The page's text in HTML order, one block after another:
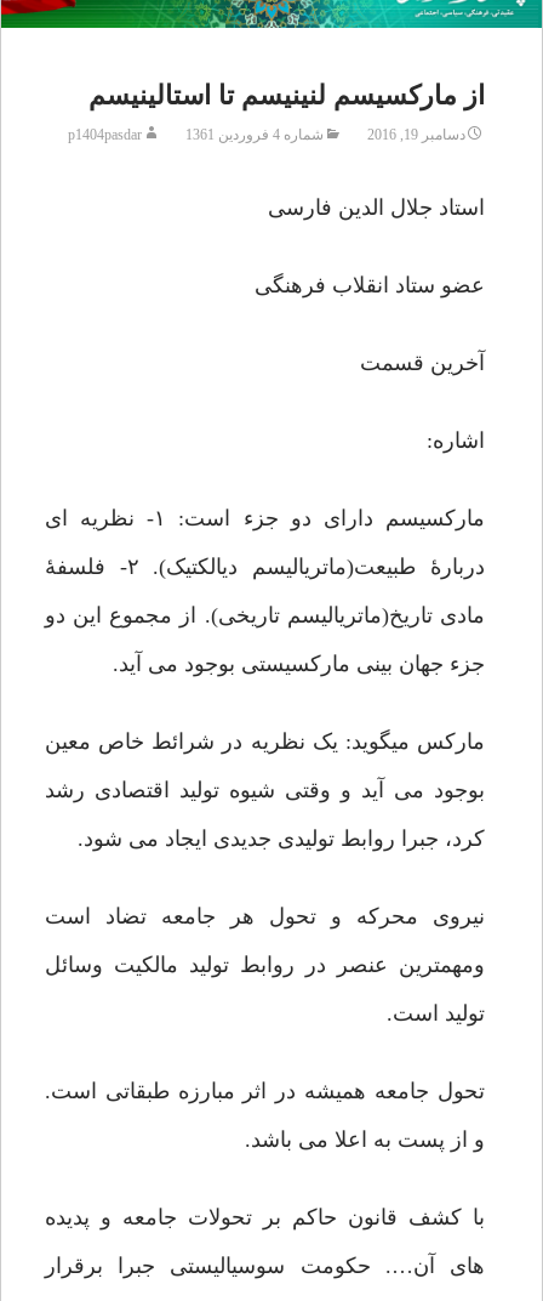
از مارکسیسم لنینیسم تا استالینیسم
دسامبر 19, 2016 شماره 4 فروردین 1361 p1404pasdar
استاد جلال الدین فارسی
عضو ستاد انقلاب فرهنگی
آخرین قسمت
اشاره:
مارکسیسم دارای دو جزء است: ۱- نظریه ای
دربارۀ طبیعت(ماتریالیسم دیالکتیک). ۲- فلسفۀ
مادی تاریخ(ماتریالیسم تاریخی). از مجموع این دو
جزء جهان بینی مارکسیستی بوجود می آید.
مارکس میگوید: یک نظریه در شرائط خاص معین
بوجود می آید و وقتی شیوه تولید اقتصادی رشد
کرد، جبرا روابط تولیدی جدیدی ایجاد می شود.
نیروی محرکه و تحول هر جامعه تضاد است
ومهمترین عنصر در روابط تولید مالکیت وسائل
تولید است.
تحول جامعه همیشه در اثر مبارزه طبقاتی است.
و از پست به اعلا می باشد.
با کشف قانون حاکم بر تحولات جامعه و پدیده
های آن…. حکومت سوسیالیستی جبرا برقرار